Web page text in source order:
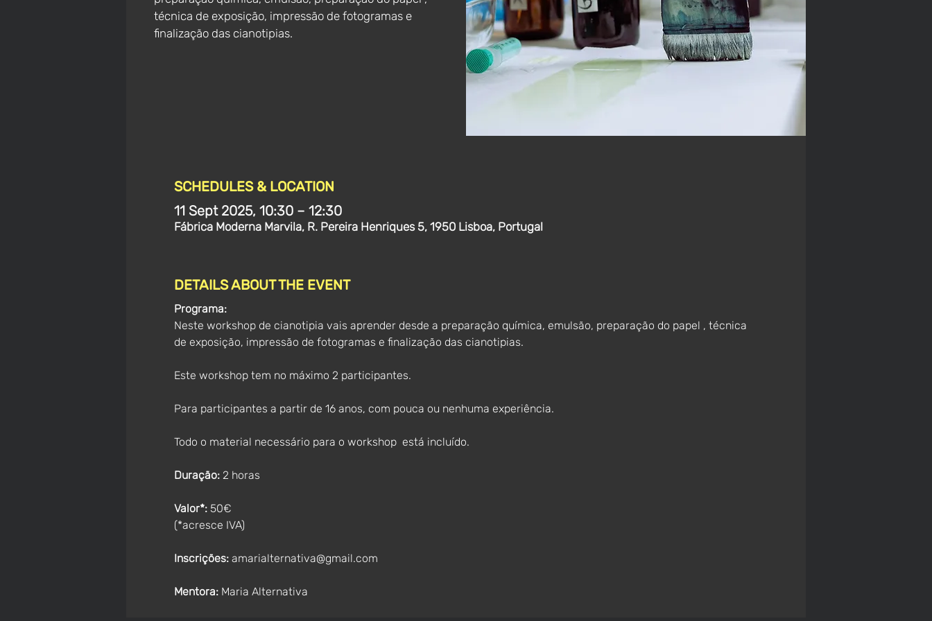
técnica de exposição, impressão de fotogramas e
finalização das cianotipias.
SCHEDULES & LOCATION
11 Sept 2025, 10:30 – 12:30
Fábrica Moderna Marvila, R. Pereira Henriques 5, 1950 Lisboa, Portugal
DETAILS ABOUT THE EVENT
Programa:
Neste workshop de cianotipia vais aprender desde a preparação química, emulsão, preparação do papel , técnica
de exposição, impressão de fotogramas e finalização das cianotipias.
Este workshop tem no máximo 2 participantes.
Para participantes a partir de 16 anos, com pouca ou nenhuma experiência.
Todo o material necessário para o workshop  está incluído.
Duração: 2 horas
Valor*: 50€
(*acresce IVA)
Inscrições: amarialternativa@gmail.com
Mentora: Maria Alternativa